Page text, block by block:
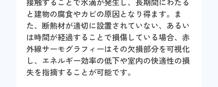
と建物の腐食やカビの原因となり得ます。ま
た、断熱材が適切に設置されていない、あるい
は時間が経過することで損傷している場合、赤
外線サーモグラフィーはその欠損部分を可視化
し、エネルギー効率の低下や室内の快適性の損
失を指摘することが可能です。